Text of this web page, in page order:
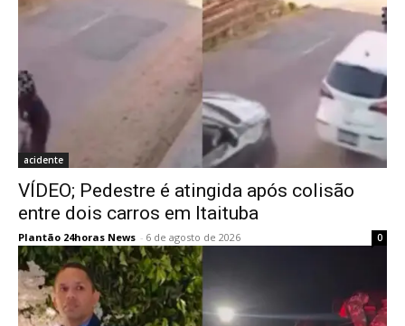
acidente
VÍDEO; Pedestre é atingida após colisão
entre dois carros em Itaituba
Plantão 24horas News - 6 de agosto de 2026 0